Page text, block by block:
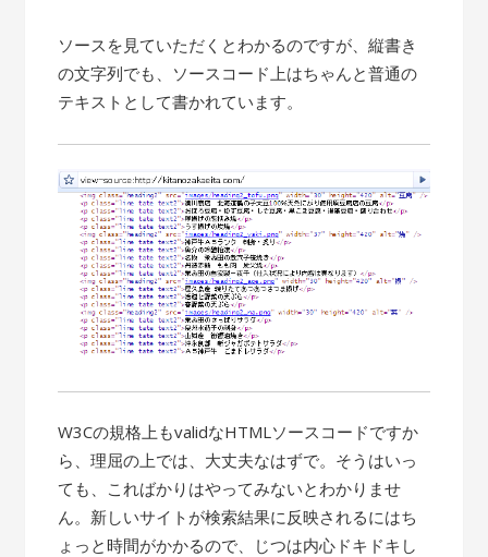
ソースを見ていただくとわかるのですが、縦書き
の文字列でも、ソースコード上はちゃんと普通の
テキストとして書かれています。
W3Cの規格上もvalidなHTMLソースコードですか
ら、理屈の上では、大丈夫なはずで。そうはいっ
ても、こればかりはやってみないとわかりませ
ん。新しいサイトが検索結果に反映されるにはち
ょっと時間がかかるので、じつは内心ドキドキし